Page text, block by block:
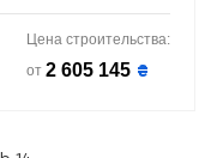
Цена строительства:
от 2 605 145 ₴